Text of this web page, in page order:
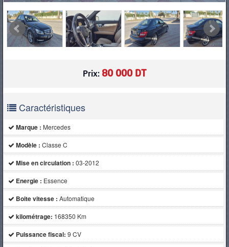
Prix: 80 000 DT
Caractéristiques
Marque : Mercedes
Modèle : Classe C
Mise en circulation : 03-2012
Energie : Essence
Boite vitesse : Automatique
kilométrage: 168350 Km
Puissance fiscal: 9 CV